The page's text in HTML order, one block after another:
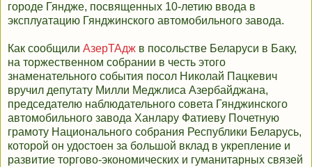
городе Гяндже, посвященных 10-летию ввода в
эксплуатацию Гянджинского автомобильного завода.
Как сообщили АзерТАдж в посольстве Беларуси в Баку,
на торжественном собрании в честь этого
знаменательного события посол Николай Пацкевич
вручил депутату Милли Меджлиса Азербайджана,
председателю наблюдательного совета Гянджинского
автомобильного завода Ханлару Фатиеву Почетную
грамоту Национального собрания Республики Беларусь,
которой он удостоен за большой вклад в укрепление и
развитие торгово-экономических и гуманитарных связей